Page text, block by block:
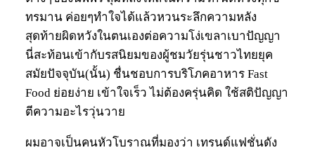
ทรมาน ค่อยๆทำใจได้แล้วหวนระลึกความหลัง
สุดท้ายผิดหวังในตนเองต่อความโง่เขลาเบาปัญญา
นี่สะท้อนเข้ากับรสนิยมของผู้ชมวัยรุ่นชาวไทยยุค
สมัยปัจจุบัน(นั้น) ชื่นชอบการบริโภคอาหาร Fast
Food ย่อยง่าย เข้าใจเร็ว ไม่ต้องครุ่นคิด ใช้สติปัญญา
ตีความอะไรวุ่นวาย
ผมอาจเป็นคนหัวโบราณที่มองว่า เทรนด์แฟชั่นดัง